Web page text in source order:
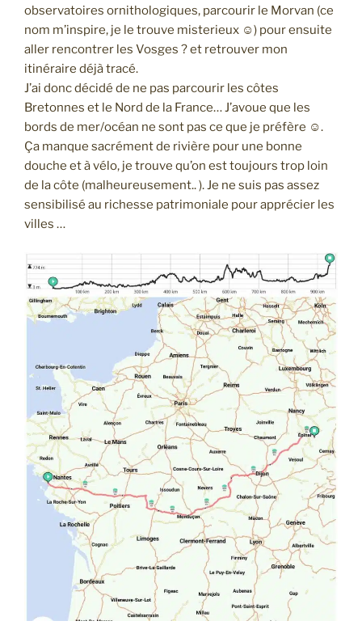
observatoires ornithologiques, parcourir le Morvan (ce
nom m’inspire, je le trouve misterieux ☺️) pour ensuite
aller rencontrer les Vosges ? et retrouver mon
itinéraire déjà tracé.
J’ai donc décidé de ne pas parcourir les côtes
Bretonnes et le Nord de la France… J’avoue que les
bords de mer/océan ne sont pas ce que je préfère ☺️.
Ça manque sacrément de rivière pour une bonne
douche et à vélo, je trouve qu’on est toujours trop loin
de la côte (malheureusement.. ). Je ne suis pas assez
sensibilisé au richesse patrimoniale pour apprécier les
villes …